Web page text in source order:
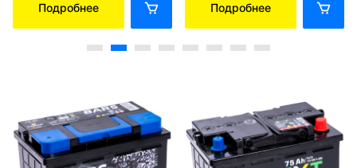
Подробнее Подробнее